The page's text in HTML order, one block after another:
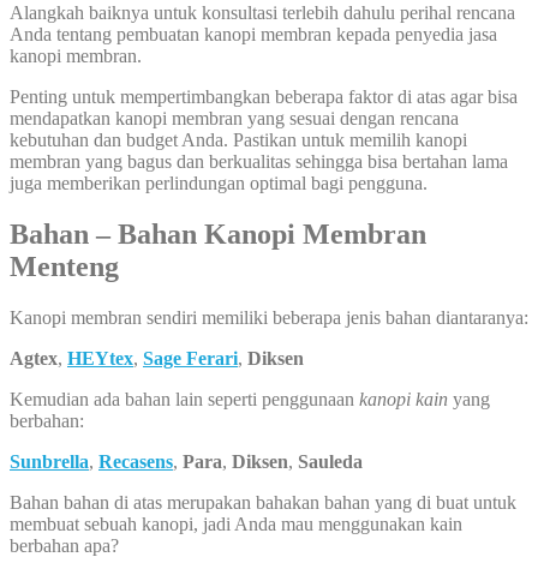
Alangkah baiknya untuk konsultasi terlebih dahulu perihal rencana
Anda tentang pembuatan kanopi membran kepada penyedia jasa
kanopi membran.
Penting untuk mempertimbangkan beberapa faktor di atas agar bisa
mendapatkan kanopi membran yang sesuai dengan rencana
kebutuhan dan budget Anda. Pastikan untuk memilih kanopi
membran yang bagus dan berkualitas sehingga bisa bertahan lama
juga memberikan perlindungan optimal bagi pengguna.
Bahan – Bahan Kanopi Membran
Menteng
Kanopi membran sendiri memiliki beberapa jenis bahan diantaranya:
Agtex, HEYtex, Sage Ferari, Diksen
Kemudian ada bahan lain seperti penggunaan kanopi kain yang
berbahan:
Sunbrella, Recasens, Para, Diksen, Sauleda
Bahan bahan di atas merupakan bahakan bahan yang di buat untuk
membuat sebuah kanopi, jadi Anda mau menggunakan kain
berbahan apa?